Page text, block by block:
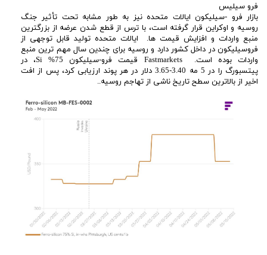
فرو سیلیس
بازار فرو -سیلیکون ایالات متحده نیز به طور مشابه تحت تأثیر جنگ
روسیه و اوکراین قرار گرفته است، با ترس از قطع شدن عرضه از بزرگترین
منبع واردات و افزایش قیمت ها. ایالات متحده تولید قابل توجهی از
فروسیلیکون در داخل کشور دارد و روسیه برای چندین سال مهم ترین منبع
واردات بوده است. Fastmarkets قیمت فرو-سیلیکون 75% Si، در
پیتسبورگ را در 5 مه 3.40-3.65 دلار در هر پوند ارزیابی کرد، پس از افت
اخیر از بالاترین سطح تاریخ ناشی از تهاجم روسیه..